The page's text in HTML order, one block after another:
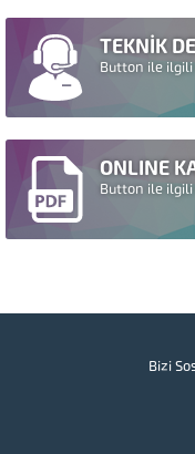
TEKNİK
Button ile ilgili
ONLINE
Button ile ilgili
Bizi